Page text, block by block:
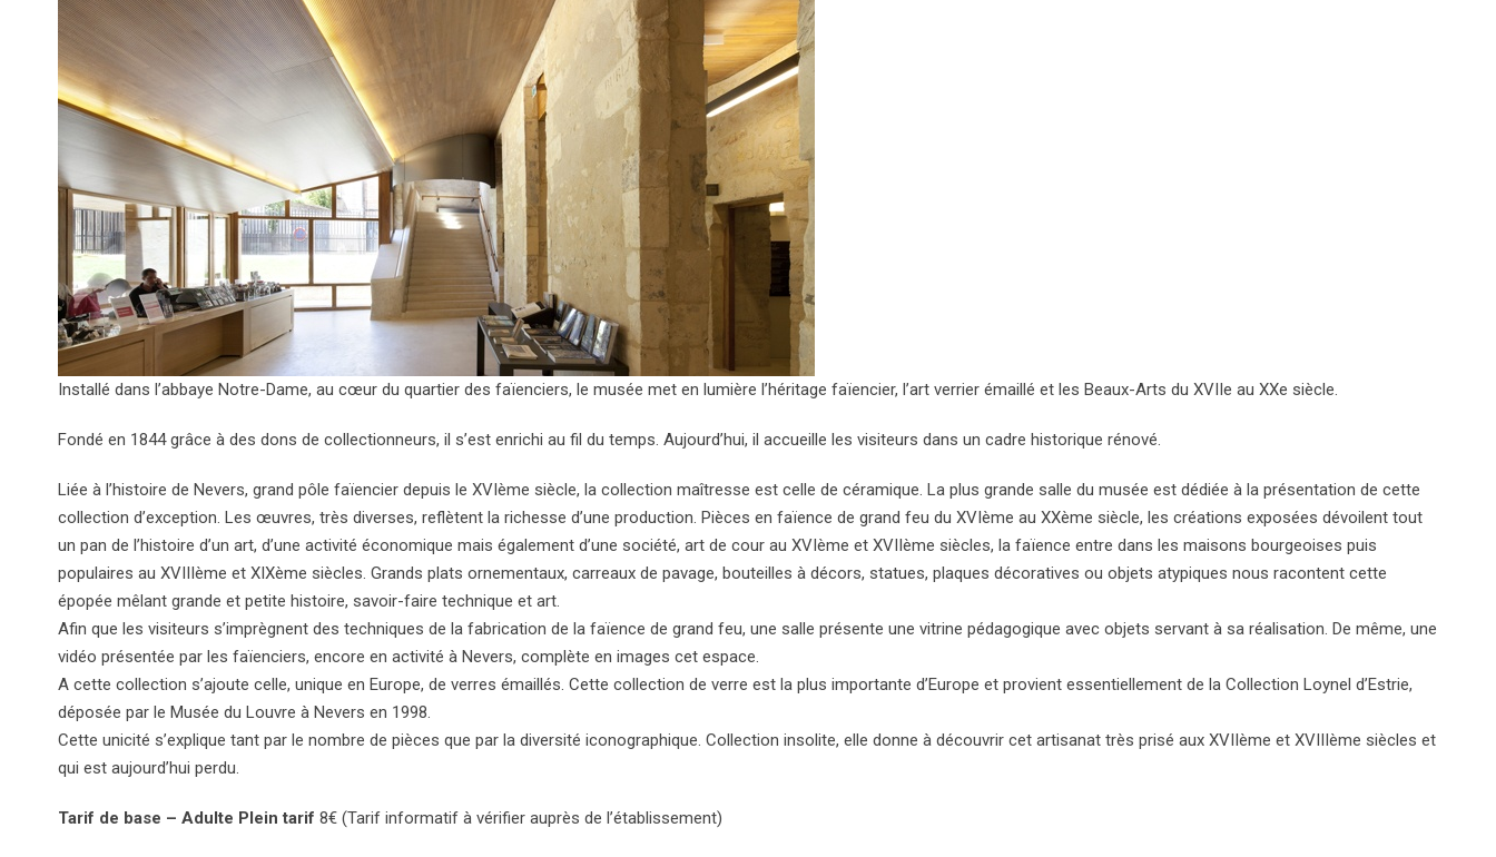
Installé dans l’abbaye Notre-Dame, au cœur du quartier des faïenciers, le musée met en lumière l’héritage faïencier, l’art verrier émaillé et les Beaux-Arts du XVIIe au XXe siècle.
Fondé en 1844 grâce à des dons de collectionneurs, il s’est enrichi au fil du temps. Aujourd’hui, il accueille les visiteurs dans un cadre historique rénové.
Liée à l’histoire de Nevers, grand pôle faïencier depuis le XVIème siècle, la collection maîtresse est celle de céramique. La plus grande salle du musée est dédiée à la présentation de cette
collection d’exception. Les œuvres, très diverses, reflètent la richesse d’une production. Pièces en faïence de grand feu du XVIème au XXème siècle, les créations exposées dévoilent tout
un pan de l’histoire d’un art, d’une activité économique mais également d’une société, art de cour au XVIème et XVIIème siècles, la faïence entre dans les maisons bourgeoises puis
populaires au XVIIIème et XIXème siècles. Grands plats ornementaux, carreaux de pavage, bouteilles à décors, statues, plaques décoratives ou objets atypiques nous racontent cette
épopée mêlant grande et petite histoire, savoir-faire technique et art.
Afin que les visiteurs s’imprègnent des techniques de la fabrication de la faïence de grand feu, une salle présente une vitrine pédagogique avec objets servant à sa réalisation. De même, une
vidéo présentée par les faïenciers, encore en activité à Nevers, complète en images cet espace.
A cette collection s’ajoute celle, unique en Europe, de verres émaillés. Cette collection de verre est la plus importante d’Europe et provient essentiellement de la Collection Loynel d’Estrie,
déposée par le Musée du Louvre à Nevers en 1998.
Cette unicité s’explique tant par le nombre de pièces que par la diversité iconographique. Collection insolite, elle donne à découvrir cet artisanat très prisé aux XVIIème et XVIIIème siècles et
qui est aujourd’hui perdu.
Tarif de base – Adulte Plein tarif 8€ (Tarif informatif à vérifier auprès de l’établissement)